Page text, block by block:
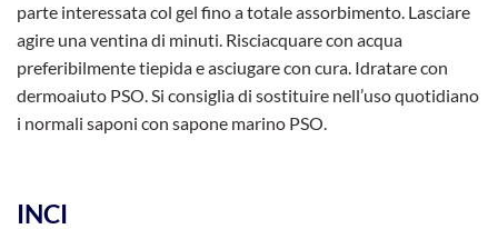
parte interessata col gel fino a totale assorbimento. Lasciare
agire una ventina di minuti. Risciacquare con acqua
preferibilmente tiepida e asciugare con cura. Idratare con
dermoaiuto PSO. Si consiglia di sostituire nell’uso quotidiano
i normali saponi con sapone marino PSO.
INCI